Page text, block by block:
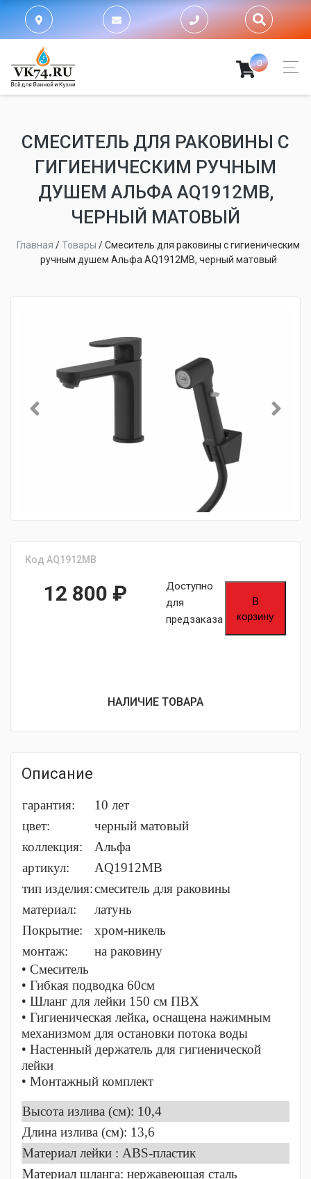
0
СМЕСИТЕЛЬ ДЛЯ РАКОВИНЫ С
ГИГИЕНИЧЕСКИМ РУЧНЫМ
ДУШЕМ АЛЬФА AQ1912MB,
ЧЕРНЫЙ МАТОВЫЙ
Главная /Товары /Смеситель для раковины с гигиеническим
ручным душем Альфа AQ1912MB, черный матовый
Код AQ1912MB
12 800 ₽
Доступно
для
предзаказа
В
корзину
НАЛИЧИЕ ТОВАРА
Описание
гарантия:
10 лет
цвет:
черный матовый
коллекция:
Альфа
артикул:
AQ1912MB
тип изделия:cмеситель для раковины
материал:
латунь
Покрытие:
хром-никель
монтаж:
на раковину
• Смеситель
• Гибкая подводка 60см
• Шланг для лейки 150 см ПВХ
• Гигиеническая лейка, оснащена нажимным
механизмом для остановки потока воды
• Настенный держатель для гигиенической
лейки
• Монтажный комплект
Высота излива (см): 10,4
Длина излива (см): 13,6
Материал лейки : ABS-пластик
Материал шланга: нержавеющая сталь